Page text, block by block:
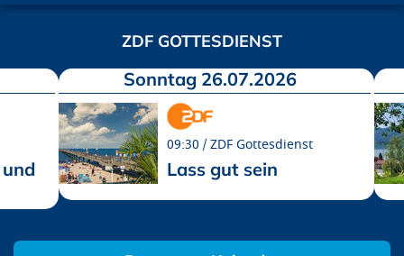
ZDF GOTTESDIENST
Sonntag 26.07.2026
09:30 ZDF Gottesdienst
Lass gut sein